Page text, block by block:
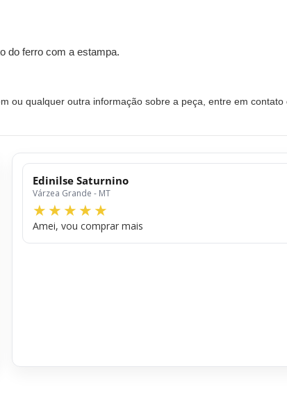
do ferro com a estampa.
ou qualquer outra informação sobre a peça, entre em
Edinilse Saturnino
Várzea Grande - MT
Amei, vou comprar mais